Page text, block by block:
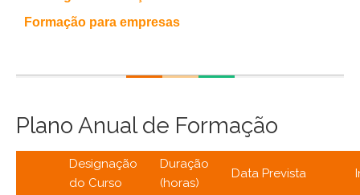
Formação para empresas
Plano Anual de Formação
Designação
do Curso
Duração
(horas)
Data Prevista